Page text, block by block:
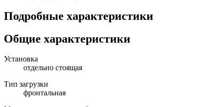
Подробные характеристики
Общие характеристики
Установка
отдельно стоящая
Тип загрузки
фронтальная